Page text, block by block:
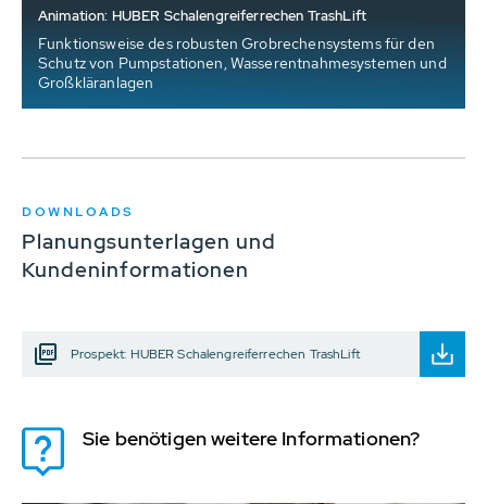
Animation: HUBER Schalengreiferrechen TrashLift
Funktionsweise des robusten Grobrechensystems für den
Schutz von Pumpstationen, Wasserentnahmesystemen und
Großkläranlagen
DOWNLOADS
Planungsunterlagen und
Kundeninformationen
Prospekt: HUBER Schalengreiferrechen TrashLift
Sie benötigen weitere Informationen?